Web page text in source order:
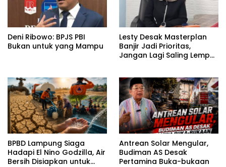
Deni Ribowo: BPJS PBI
Bukan untuk yang Mampu
Lesty Desak Masterplan
Banjir Jadi Prioritas,
Jangan Lagi Saling Lempar
BPBD Lampung Siaga
Hadapi El Nino Godzilla, Air
Bersih Disiapkan untuk
Antrean Solar Mengular,
Budiman AS Desak
Pertamina Buka-bukaan